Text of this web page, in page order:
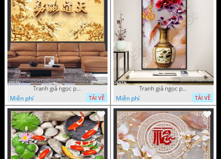
Tranh giả ngọc phù điêu ấn tượng
Miễn phí
TẢI VỀ
Tranh giả ngọc phù điêu rồng đẹp
Miễn phí
TẢI VỀ